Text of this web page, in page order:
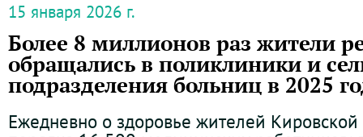
15 января 2026 г.
Более 8 миллионов раз жители
обращались в поликлиники и
подразделения больниц в 2025
Ежедневно о здоровье жителей Кировской